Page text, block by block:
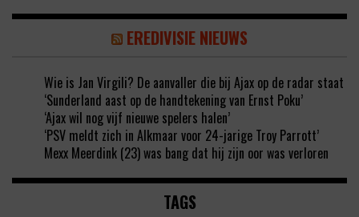
EREDIVISIE NIEUWS
Wie is Jan Virgili? De aanvaller die bij Ajax op de radar staat
‘Sunderland aast op de handtekening van Ernst Poku’
‘Ajax wil nog vijf nieuwe spelers halen’
‘PSV meldt zich in Alkmaar voor 24-jarige Troy Parrott’
Mexx Meerdink (23) was bang dat hij zijn oor was verloren
TAGS